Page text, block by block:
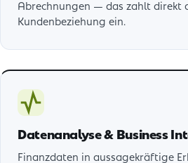
Abrechnungen — das zahlt direkt
Kundenbeziehung ein.
Datenanalyse & Business
Finanzdaten in aussagekräftige